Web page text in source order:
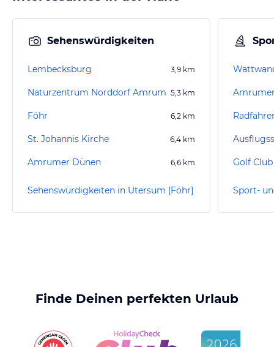
Sehenswürdigkeiten
Lembecksburg 3,9 km
Naturzentrum Norddorf Amrum 5,3 km
Föhr 6,2 km
St. Johannis Kirche 6,4 km
Amrumer Dünen 6,6 km
Sehenswürdigkeiten in Utersum [Föhr]
Golf Club
Finde Deinen perfekten Urlaub